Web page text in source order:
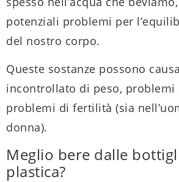
potenziali problemi per
del nostro corpo.
Queste sostanze possono
incontrollato di peso, problemi
problemi di fertilità (sia
donna).
Meglio bere dalle
plastica?